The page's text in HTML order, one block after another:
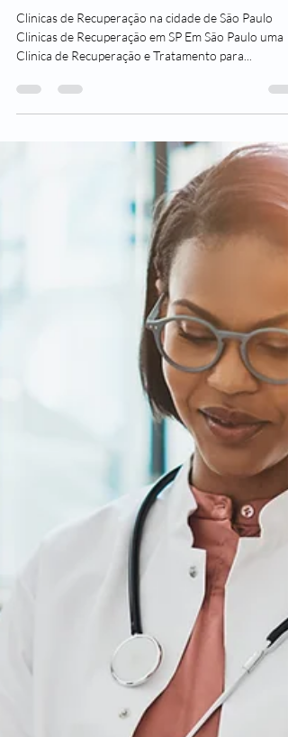
dependentes quimicos na
de São Paulo
Clinicas de Recuperação em SP Em São Paulo uma
Clinica de Recuperação e Tratamento para...